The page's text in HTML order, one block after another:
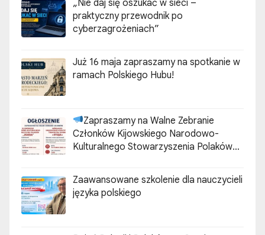
„Nie daj się oszukać w sieci –
praktyczny przewodnik po
cyberzagrożeniach”
Już 16 maja zapraszamy na spotkanie w
ramach Polskiego Hubu!
Zapraszamy na Walne Zebranie
Członków Kijowskiego Narodowo-
Kulturalnego Stowarzyszenia Polaków
Zaawansowane szkolenie dla nauczycieli
języka polskiego